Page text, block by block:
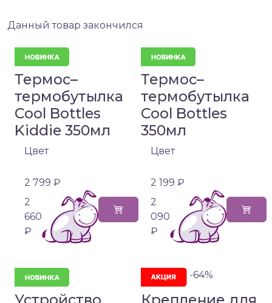
Данный товар закончился
Термос–
термобутылка
Cool Bottles
Kiddie 350мл
Цвет
2 799 ₽
2
660
₽
Термос–
термобутылка
Cool Bottles
350мл
Цвет
2 199 ₽
2
090
₽
-64%